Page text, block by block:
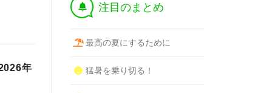
年
† 注目のまとめ
最高の夏にするために
猛暑を乗り切る！